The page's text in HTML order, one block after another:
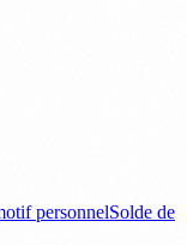
personnelSolde de